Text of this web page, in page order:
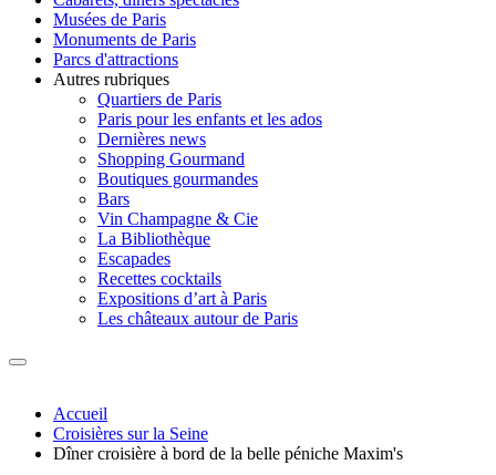
Musées de Paris
Monuments de Paris
Parcs d'attractions
Autres rubriques
Quartiers de Paris
Paris pour les enfants et les ados
Dernières news
Shopping Gourmand
Boutiques gourmandes
Bars
Vin Champagne & Cie
La Bibliothèque
Escapades
Recettes cocktails
Expositions d’art à Paris
Les châteaux autour de Paris
Accueil
Croisières sur la Seine
Dîner croisière à bord de la belle péniche Maxim's